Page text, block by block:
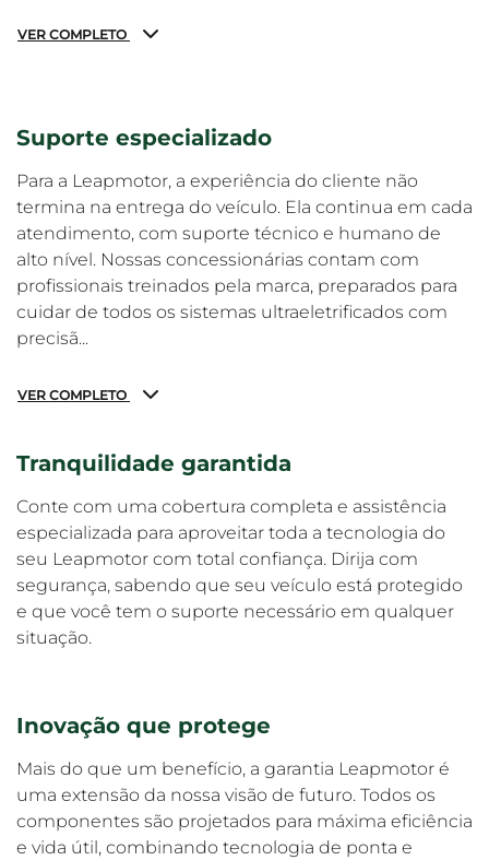
VER COMPLETO
Suporte especializado
Para a Leapmotor, a experiência do cliente não
termina na entrega do veículo. Ela continua em cada
atendimento, com suporte técnico e humano de
alto nível. Nossas concessionárias contam com
profissionais treinados pela marca, preparados para
cuidar de todos os sistemas ultraeletrificados com
precisã...
VER COMPLETO
Tranquilidade garantida
Conte com uma cobertura completa e assistência
especializada para aproveitar toda a tecnologia do
seu Leapmotor com total confiança. Dirija com
segurança, sabendo que seu veículo está protegido
e que você tem o suporte necessário em qualquer
situação.
Inovação que protege
Mais do que um benefício, a garantia Leapmotor é
uma extensão da nossa visão de futuro. Todos os
componentes são projetados para máxima eficiência
e vida útil, combinando tecnologia de ponta e